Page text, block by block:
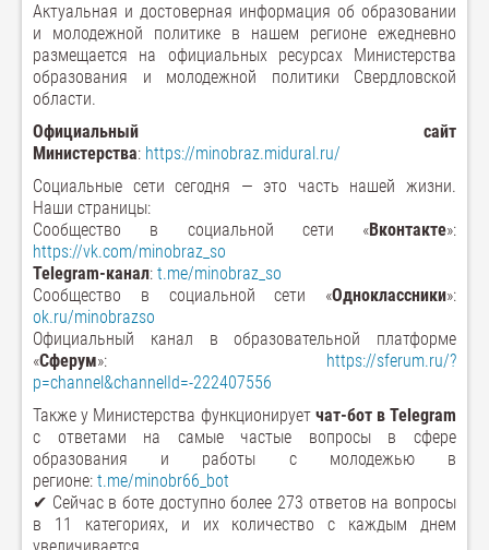
Актуальная и достоверная информация об образовании
и молодежной политике в нашем регионе ежедневно
размещается на официальных ресурсах Министерства
образования и молодежной политики Свердловской
области.
Официальный сайт
Министерства: https://minobraz.midural.ru/
Социальные сети сегодня — это часть нашей жизни.
Наши страницы:
Сообщество в социальной сети «Вконтакте»:
https://vk.com/minobraz_so
Telegram-канал: t.me/minobraz_so
Сообщество в социальной сети «Одноклассники»:
ok.ru/minobrazso
Официальный канал в образовательной платформе
«Сферум»: https://sferum.ru/?
p=channel&channelId=-222407556
Также у Министерства функционирует чат-бот в Telegram
с ответами на самые частые вопросы в сфере
образования и работы с молодежью в
регионе: t.me/minobr66_bot
✔ Сейчас в боте доступно более 273 ответов на вопросы
в 11 категориях, и их количество с каждым днем